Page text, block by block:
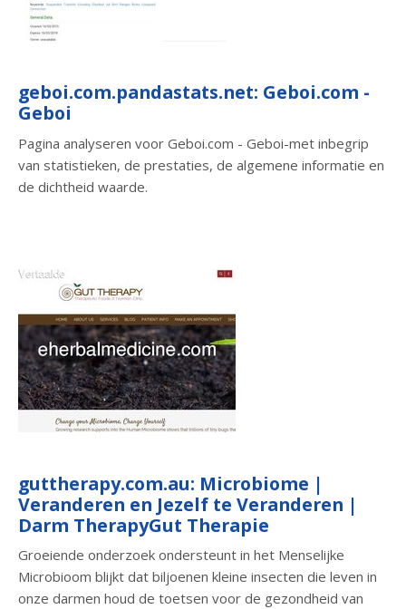
geboi.com.pandastats.net: Geboi.com -
Geboi
Pagina analyseren voor Geboi.com - Geboi-met inbegrip
van statistieken, de prestaties, de algemene informatie en
de dichtheid waarde.
guttherapy.com.au: Microbiome |
Veranderen en Jezelf te Veranderen |
Darm TherapyGut Therapie
Groeiende onderzoek ondersteunt in het Menselijke
Microbioom blijkt dat biljoenen kleine insecten die leven in
onze darmen houd de toetsen voor de gezondheid van